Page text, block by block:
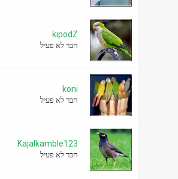
kipodZ
חבר לא פעיל
koni
חבר לא פעיל
Kajalkamble123
חבר לא פעיל